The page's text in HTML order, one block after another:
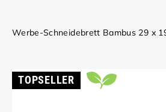
Werbe-Schneidebrett Bambus 29 x
TOPSELLER